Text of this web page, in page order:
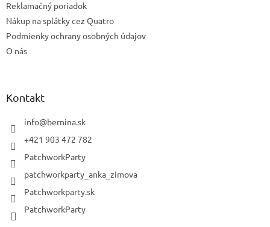
Reklamačný poriadok
Nákup na splátky cez Quatro
Podmienky ochrany osobných údajov
O nás
Kontakt
info@bernina.sk
+421 903 472 782
PatchworkParty
patchworkparty_anka_zimova
Patchworkparty.sk
PatchworkParty